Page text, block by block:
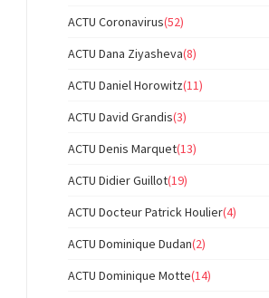
ACTU Coronavirus(52)
ACTU Dana Ziyasheva(8)
ACTU Daniel Horowitz(11)
ACTU David Grandis(3)
ACTU Denis Marquet(13)
ACTU Didier Guillot(19)
ACTU Docteur Patrick Houlier(4)
ACTU Dominique Dudan(2)
ACTU Dominique Motte(14)